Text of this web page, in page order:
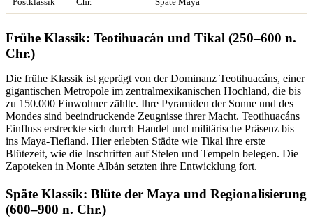
Frühe Klassik: Teotihuacán und Tikal (250–600 n.
Chr.)
Die frühe Klassik ist geprägt von der Dominanz Teotihuacáns, einer
gigantischen Metropole im zentralmexikanischen Hochland, die bis
zu 150.000 Einwohner zählte. Ihre Pyramiden der Sonne und des
Mondes sind beeindruckende Zeugnisse ihrer Macht. Teotihuacáns
Einfluss erstreckte sich durch Handel und militärische Präsenz bis
ins Maya-Tiefland. Hier erlebten Städte wie Tikal ihre erste
Blütezeit, wie die Inschriften auf Stelen und Tempeln belegen. Die
Zapoteken in Monte Albán setzten ihre Entwicklung fort.
Späte Klassik: Blüte der Maya und Regionalisierung
(600–900 n. Chr.)